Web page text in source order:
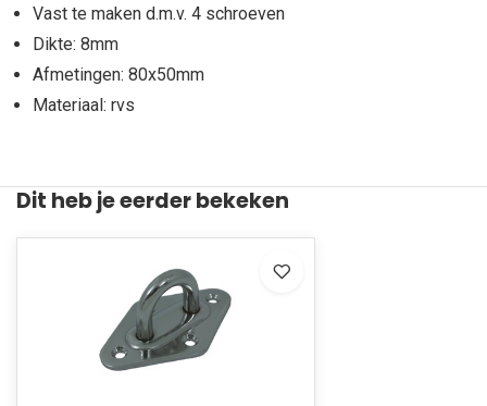
Vast te maken d.m.v. 4 schroeven
Dikte: 8mm
Afmetingen: 80x50mm
Materiaal: rvs
Dit heb je eerder bekeken